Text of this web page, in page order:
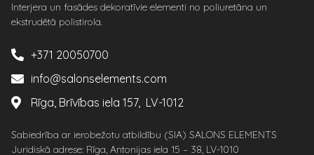
Interjera un fasādes dekoratīvie elementi no poliuretāna un
ekstrudētā polistirola.
+371 20050700
info@salonselements.com
Rīga, Brīvības iela 157, LV-1012
Sabiedrība ar ierobežotu atbildību (SIA) SALONS ELEMENTS
Juridiskā adrese: Rīga, Antonijas iela 15 – 38, LV-1010